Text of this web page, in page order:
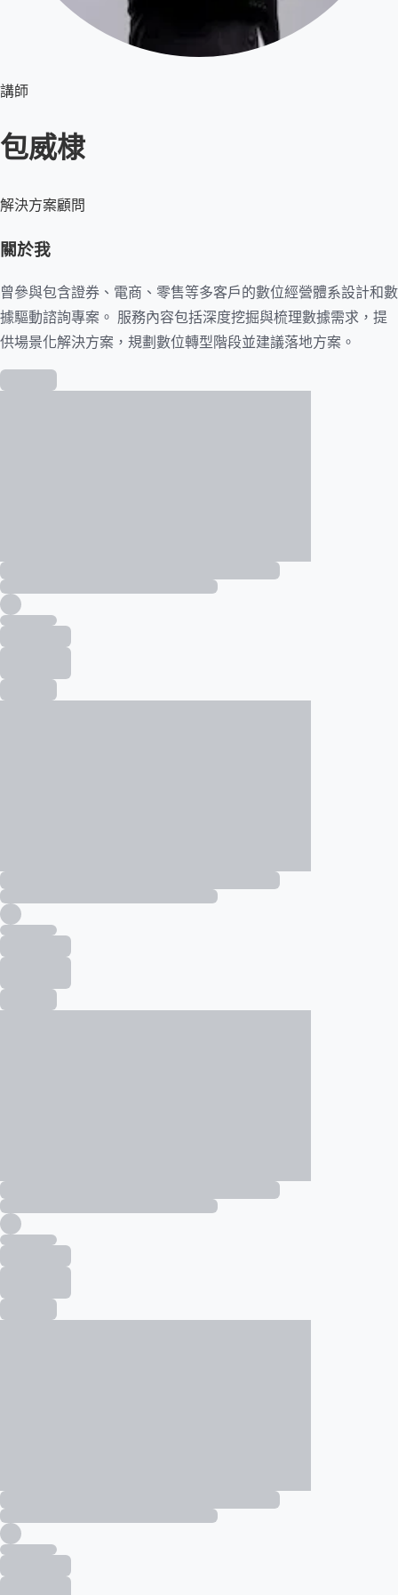
講師
包威棣
解決方案顧問
關於我
曾參與包含證券、電商、零售等多客戶的數位經營體系設計和數
據驅動諮詢專案。 服務內容包括深度挖掘與梳理數據需求，提
供場景化解決方案，規劃數位轉型階段並建議落地方案。